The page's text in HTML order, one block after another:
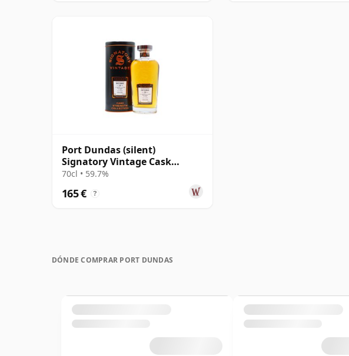
Port Dundas (silent)
Signatory Vintage Cask
Strength Collection Single
70cl • 59.7%
165 € ?
DÓNDE COMPRAR PORT DUNDAS